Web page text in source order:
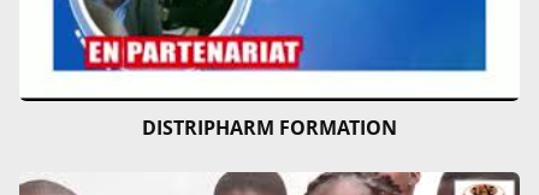
DISTRIPHARM FORMATION